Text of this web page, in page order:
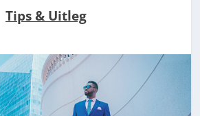
Tips & Uitleg